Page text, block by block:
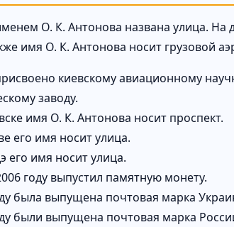
О. К. Антонова названа улица.
имя О. К. Антонова носит грузовой
киевскому авиационному
заводу.
имя О. К. Антонова носит проспект.
его имя носит улица.
его имя носит улица.
году выпустил памятную монету.
была выпущена почтовая марка
были выпущена почтовая марка